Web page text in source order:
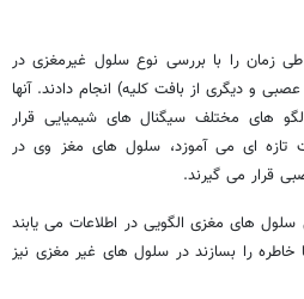
زمان را با بررسی نوع سلول غیرمغزی در
و دیگری از بافت کلیه) انجام دادند. آنها
های مختلف سیگنال های شیمیایی قرار
تازه ای می آموزد، سلول های مغز وی در
قرار می گیرند.
های مغزی الگویی در اطلاعات می یابند
خاطره را بسازند در سلول های غیر مغزی نیز